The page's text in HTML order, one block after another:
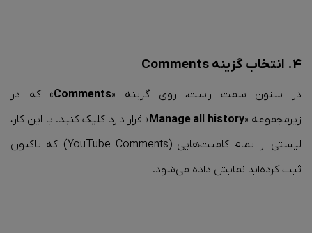
۴. انتخاب گزینه Comments
در ستون سمت راست، روی گزینه «Comments» که در
زیرمجموعه «Manage all history» قرار دارد کلیک کنید. با این کار،
لیستی از تمام کامنت‌هایی (YouTube Comments‌) که تاکنون
ثبت کرده‌اید نمایش داده می‌شود.